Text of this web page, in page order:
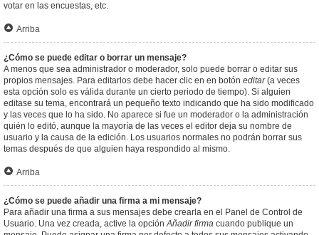
votar en las encuestas, etc.
Arriba
¿Cómo se puede editar o borrar un mensaje?
A menos que sea administrador o moderador, solo puede borrar o editar sus
propios mensajes. Para editarlos debe hacer clic en en botón editar(a veces
esta opción solo es válida durante un cierto periodo de tiempo). Si alguien
editase su tema, encontrará un pequeño texto indicando que ha sido modificado
y las veces que lo ha sido. No aparece si fue un moderador o la administración
quién lo editó, aunque la mayoría de las veces el editor deja su nombre de
usuario y la causa de la edición. Los usuarios normales no podrán borrar sus
temas después de que alguien haya respondido al mismo.
Arriba
¿Cómo se puede añadir una firma a mi mensaje?
Para añadir una firma a sus mensajes debe crearla en el Panel de Control de
Usuario. Una vez creada, active la opciónAñadir firma cuando publique un